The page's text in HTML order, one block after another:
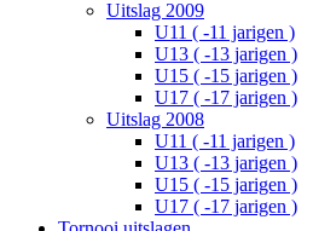
Uitslag 2009
U11 ( -11 jarigen )
U13 ( -13 jarigen )
U15 ( -15 jarigen )
U17 ( -17 jarigen )
Uitslag 2008
U11 ( -11 jarigen )
U13 ( -13 jarigen )
U15 ( -15 jarigen )
U17 ( -17 jarigen )